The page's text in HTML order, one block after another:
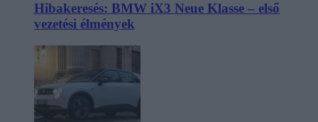
Hibakeresés: BMW iX3 Neue Klasse – első
vezetési élmények